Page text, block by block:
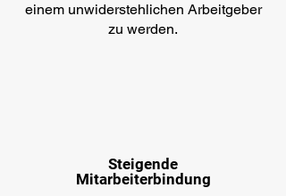
einem unwiderstehlichen Arbeitgeber
zu werden.
Steigende
Mitarbeiterbindung